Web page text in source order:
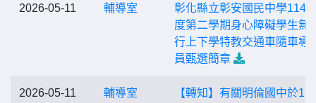
2026-05-11 輔導室
彰化縣立彰安國民中學114
度第二學期身心障礙學生無
行上下學特教交通車隨車導
員甄選簡章
2026-05-11 輔導室
【轉知】有關明倫國中於